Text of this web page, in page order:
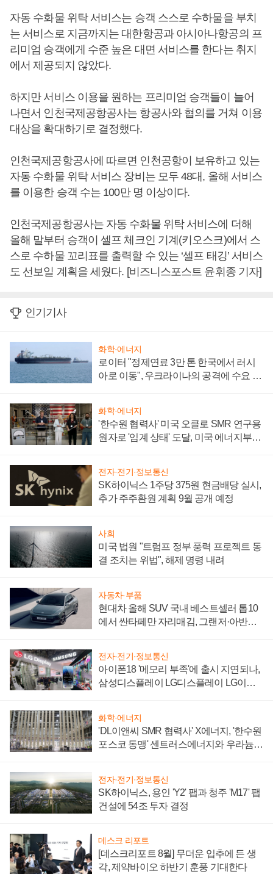
자동 수화물 위탁 서비스는 승객 스스로 수하물을 부치
는 서비스로 지금까지는 대한항공과 아시아나항공의 프
리미엄 승객에게 수준 높은 대면 서비스를 한다는 취지
에서 제공되지 않았다.
하지만 서비스 이용을 원하는 프리미엄 승객들이 늘어
나면서 인천국제공항공사는 항공사와 협의를 거쳐 이용
대상을 확대하기로 결정했다.
인천국제공항공사에 따르면 인천공항이 보유하고 있는
자동 수화물 위탁 서비스 장비는 모두 48대, 올해 서비스
를 이용한 승객 수는 100만 명 이상이다.
인천국제공항공사는 자동 수화물 위탁 서비스에 더해
올해 말부터 승객이 셀프 체크인 기계(키오스크)에서 스
스로 수하물 꼬리표를 출력할 수 있는 ‘셀프 태깅’ 서비스
도 선보일 계획을 세웠다. [비즈니스포스트 윤휘종 기자]
인기기사
화학·에너지
로이터 "정제연료 3만 톤 한국에서 러시
아로 이동", 우크라이나의 공격에 수요 늘
화학·에너지
'한수원 협력사' 미국 오클로 SMR 연구용
원자로 '임계 상태' 도달, 미국 에너지부
전자·전기·정보통신
SK하이닉스 1주당 375원 현금배당 실시,
추가 주주환원 계획 9월 공개 예정
사회
미국 법원 "트럼프 정부 풍력 프로젝트 동
결 조치는 위법", 해제 명령 내려
자동차·부품
현대차 올해 SUV 국내 베스트셀러 톱10
에서 싼타페만 자리매김, 그랜저·아반떼
전자·전기·정보통신
아이폰18 '메모리 부족'에 출시 지연되나,
삼성디스플레이 LG디스플레이 LG이노
화학·에너지
'DL이앤씨 SMR 협력사' X에너지, '한수원
포스코 동맹' 센트러스에너지와 우라늄
전자·전기·정보통신
SK하이닉스, 용인 'Y2' 팹과 청주 'M17' 팹
건설에 54조 투자 결정
데스크 리포트
[데스크리포트 8월] 무더운 입추에 든 생
각, 제약바이오 하반기 훈풍 기대한다